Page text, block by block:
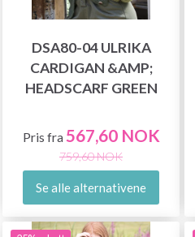
DSA80-04 ULRIKA
CARDIGAN &AMP;
HEADSCARF GREEN
Pris fra567,60 NOK
759,60 NOK
Se alle alternativene